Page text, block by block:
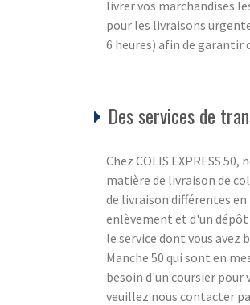
livrer vos marchandises
pour les livraisons
6 heures) afin de garantir
Des services de
Chez COLIS EXPRESS
matière de livraison de
de livraison différentes
enlèvement et d'un dépôt
le service dont vous avez
Manche 50 qui sont en
besoin d'un coursier
veuillez nous contacter